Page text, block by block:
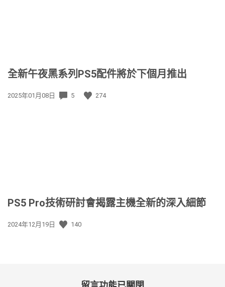
全新午夜黑系列PS5配件將於下個月推出
發
2025年01月08日 5 274
PS5 Pro技術研討會揭露主機全新的深入細節
發
2024年12月19日 140